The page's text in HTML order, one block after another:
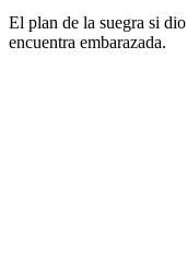
El plan de la suegra si
encuentra embarazada.